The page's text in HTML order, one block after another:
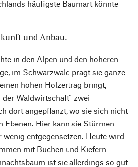
häufigste Baumart könnte
und Anbau.
in den Alpen und den höheren
im Schwarzwald prägt sie ganze
hohen Holzertrag bringt,
Waldwirtschaft“ zwei
dort angepflanzt, wo sie sich nicht
Ebenen. Hier kann sie Stürmen
wenig entgegensetzen. Heute wird
mit Buchen und Kiefern
ist sie allerdings so gut